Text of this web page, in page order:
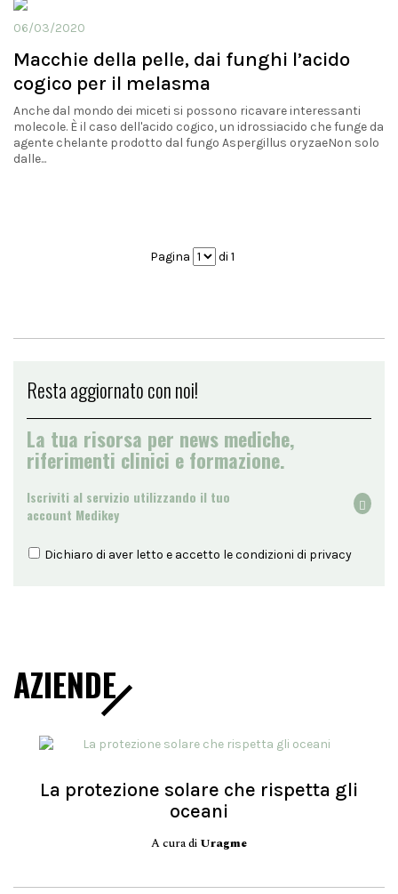
06/03/2020
Macchie della pelle, dai funghi l’acido
cogico per il melasma
Anche dal mondo dei miceti si possono ricavare interessanti
molecole. È il caso dell'acido cogico, un idrossiacido che funge da
agente chelante prodotto dal fungo Aspergillus oryzaeNon solo
dalle...
Pagina di 1
Resta aggiornato con noi!
La tua risorsa per news mediche,
riferimenti clinici e formazione.
Iscriviti al servizio utilizzando il tuo
account Medikey
Dichiaro di aver letto e accetto le condizioni di privacy
AZIENDE
La protezione solare che rispetta gli
oceani
A cura di Uragme